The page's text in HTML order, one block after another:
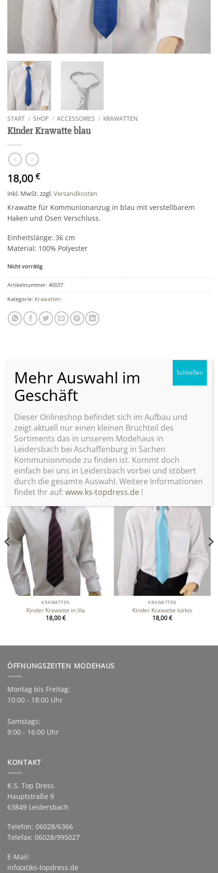
START / SHOP / ACCESSOIRES / KRAWATTEN
Kinder Krawatte blau
18,00 €
inkl. MwSt.zzgl.Versandkosten
Krawatte für Kommunionanzug in blau mit verstellbarem
Haken und Ösen Verschluss.
Einheitslänge: 36 cm
Material: 100% Polyester
Nicht vorrätig
Artikelnummer: 40037
Kategorie: Krawatten
ZUSÄTZLICHE INFORMATIONEN
FARBE
MARKE Junior B
ÄHNLICHE PRODUKTE
Wunschliste
hinzufügen
KRAWATTEN
Kinder Krawatte in lila
18,00€
Wunschliste
hinzufügen
KRAWATTEN
Kinder Krawatte türkis
18,00€
ÖFFNUNGSZEITEN MODEHAUS
Montag bis Freitag:
10:00 - 18:00 Uhr
Samstags:
9:00 - 16:00 Uhr
KONTAKT
K.S. Top Dress
Hauptstraße 9
63849 Leidersbach
Telefon: 06028/6366
Telefax: 06028/995027
E-Mail:
info(at)ks-topdress.de
Dieser Onlineshop befindet sich im Aufbau und
zeigt aktuell nur einen kleinen Bruchteil des
Sortiments das in unserem Modehaus in
Leidersbach bei Aschaffenburg in Sachen
Kommunionmode zu finden ist. Kommt doch
einfach bei uns in Leidersbach vorbei und stöbert
durch die gesamte Auswahl. Weitere Informationen
findet Ihr auf:www.ks-topdress.de !